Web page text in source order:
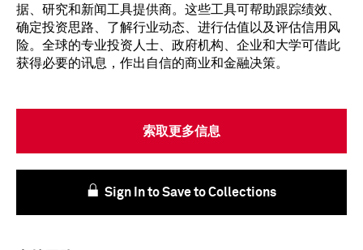
据、研究和新闻工具提供商。这些工具可帮助跟踪绩效、
确定投资思路、了解行业动态、进行估值以及评估信用风
险。全球的专业投资人士、政府机构、企业和大学可借此
获得必要的讯息，作出自信的商业和金融决策。
索取更多信息
Sign In to Save to Collections